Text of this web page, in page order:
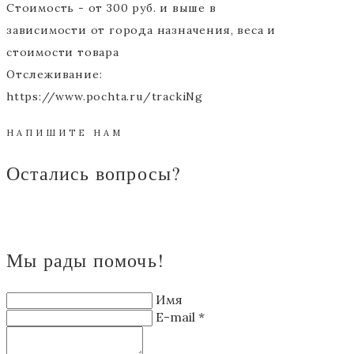
Стоимость - от 300 руб. и выше в
зависимости от города назначения, веса и
стоимости товара
Отслеживание:
https://www.pochta.ru/trackiNg
НАПИШИТЕ НАМ
Остались вопросы?
Мы рады помочь!
Имя
E-mail *